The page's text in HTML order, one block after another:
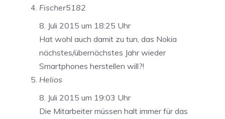
Fischer5182
8. Juli 2015 um 18:25 Uhr
Hat wohl auch damit zu tun, das Nokia
nächstes/übernächstes Jahr wieder
Smartphones herstellen will?!
Helios
8. Juli 2015 um 19:03 Uhr
Die Mitarbeiter müssen halt immer für das